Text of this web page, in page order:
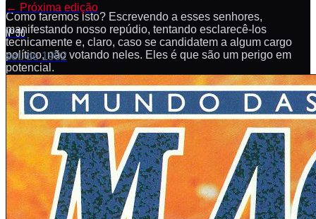
Como faremos isto? Escrevendo a esses senhores,
manifestando nosso repúdio, tentando esclarecê-los
tecnicamente e, claro, caso se candidatem a algum cargo
político, não votando neles. Eles é que são um perigo em
potencial.
← Próxima edição
Nº 30
set. de 1992